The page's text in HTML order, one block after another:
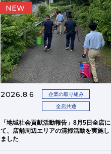
2026.8.6 企業の取り組み
全店共通
「地域社会貢献活動報告」8月5日全店に
て、店舗周辺エリアの清掃活動を実施し
ました
NEW